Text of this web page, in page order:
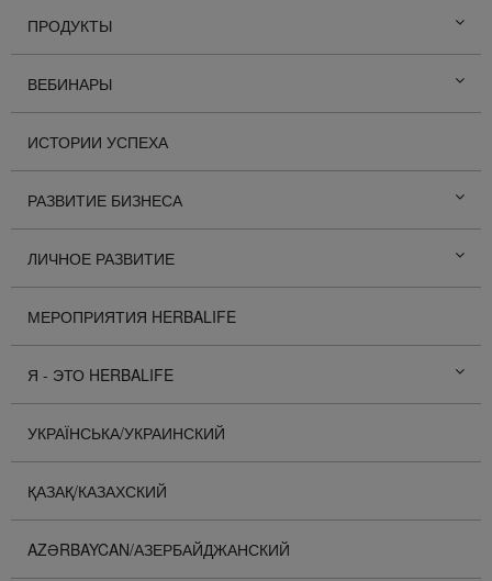
ПРОДУКТЫ
ВЕБИНАРЫ
ИСТОРИИ УСПЕХА
РАЗВИТИЕ БИЗНЕСА
ЛИЧНОЕ РАЗВИТИЕ
МЕРОПРИЯТИЯ HERBALIFE
Я - ЭТО HERBALIFE
УКРАЇНСЬКА/УКРАИНСКИЙ
ҚАЗАҚ/КАЗАХСКИЙ
AZƏRBAYCAN/АЗЕРБАЙДЖАНСКИЙ